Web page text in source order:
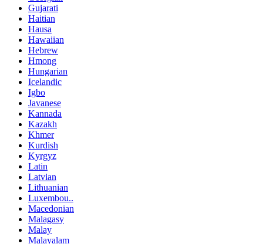
Gujarati
Haitian
Hausa
Hawaiian
Hebrew
Hmong
Hungarian
Icelandic
Igbo
Javanese
Kannada
Kazakh
Khmer
Kurdish
Kyrgyz
Latin
Latvian
Lithuanian
Luxembou..
Macedonian
Malagasy
Malay
Malayalam